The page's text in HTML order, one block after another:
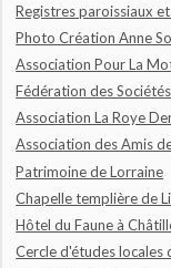
Registres paroissiaux
Photo Création Anne
Association Pour La
Fédération des
Association La Roye
Association des Amis
Patrimoine de Lorraine
Chapelle templière de
Hôtel du Faune à
Cercle d'études locales